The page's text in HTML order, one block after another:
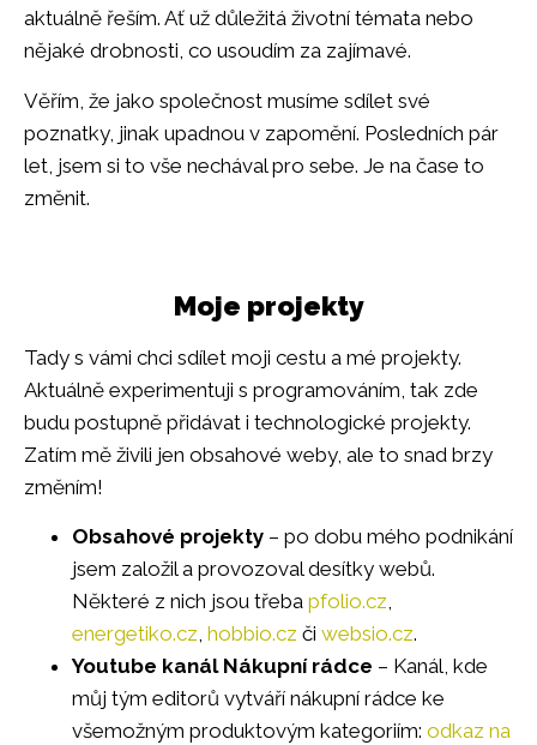
aktuálně řeším. Ať už důležitá životní témata nebo
nějaké drobnosti, co usoudím za zajímavé.
Věřím, že jako společnost musíme sdílet své
poznatky, jinak upadnou v zapomění. Posledních pár
let, jsem si to vše nechával pro sebe. Je na čase to
změnit.
Moje projekty
Tady s vámi chci sdílet moji cestu a mé projekty.
Aktuálně experimentuji s programováním, tak zde
budu postupně přidávat i technologické projekty.
Zatím mě živili jen obsahové weby, ale to snad brzy
změním!
Obsahové projekty – po dobu mého podnikání
jsem založil a provozoval desítky webů.
Některé z nich jsou třeba pfolio.cz,
energetiko.cz, hobbio.cz či websio.cz.
Youtube kanál Nákupní rádce – Kanál, kde
můj tým editorů vytváří nákupní rádce ke
všemožným produktovým kategoriím: odkaz na